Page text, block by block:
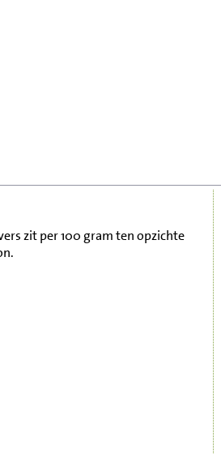
zit per 100 gram ten opzichte